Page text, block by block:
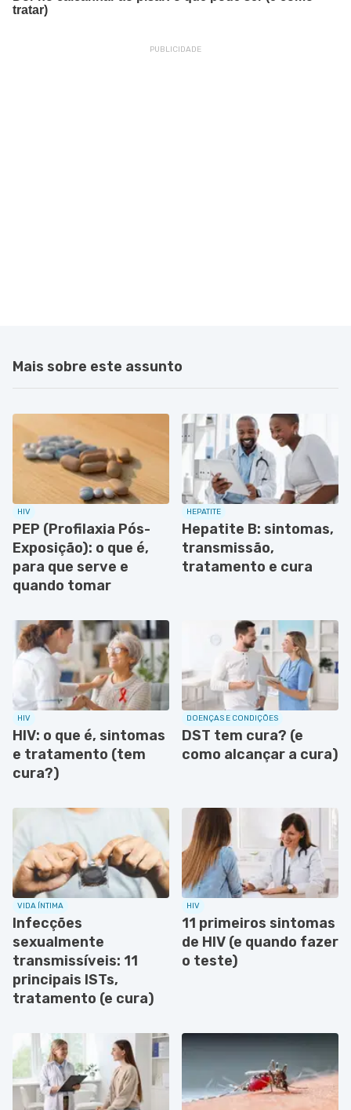
Mais sobre este assunto
HIV
PEP (Profilaxia Pós-
Exposição): o que é,
para que serve e
quando tomar
HEPATITE
Hepatite B: sintomas,
transmissão,
tratamento e cura
HIV
HIV: o que é, sintomas
e tratamento (tem
cura?)
DOENÇAS E CONDIÇÕES
DST tem cura? (e
como alcançar a cura)
VIDA ÍNTIMA
Infecções
sexualmente
transmissíveis: 11
principais ISTs,
tratamento (e cura)
HIV
11 primeiros sintomas
de HIV (e quando fazer
o teste)